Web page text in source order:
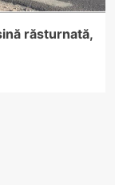
răsturnată,